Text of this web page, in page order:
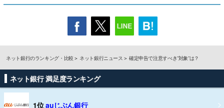
ネット銀行のランキング・比較 ネット銀行ニュース 確定申告で注意すべき”対象”は？
ネット銀行 満足度ランキング
1位auじぶん銀行